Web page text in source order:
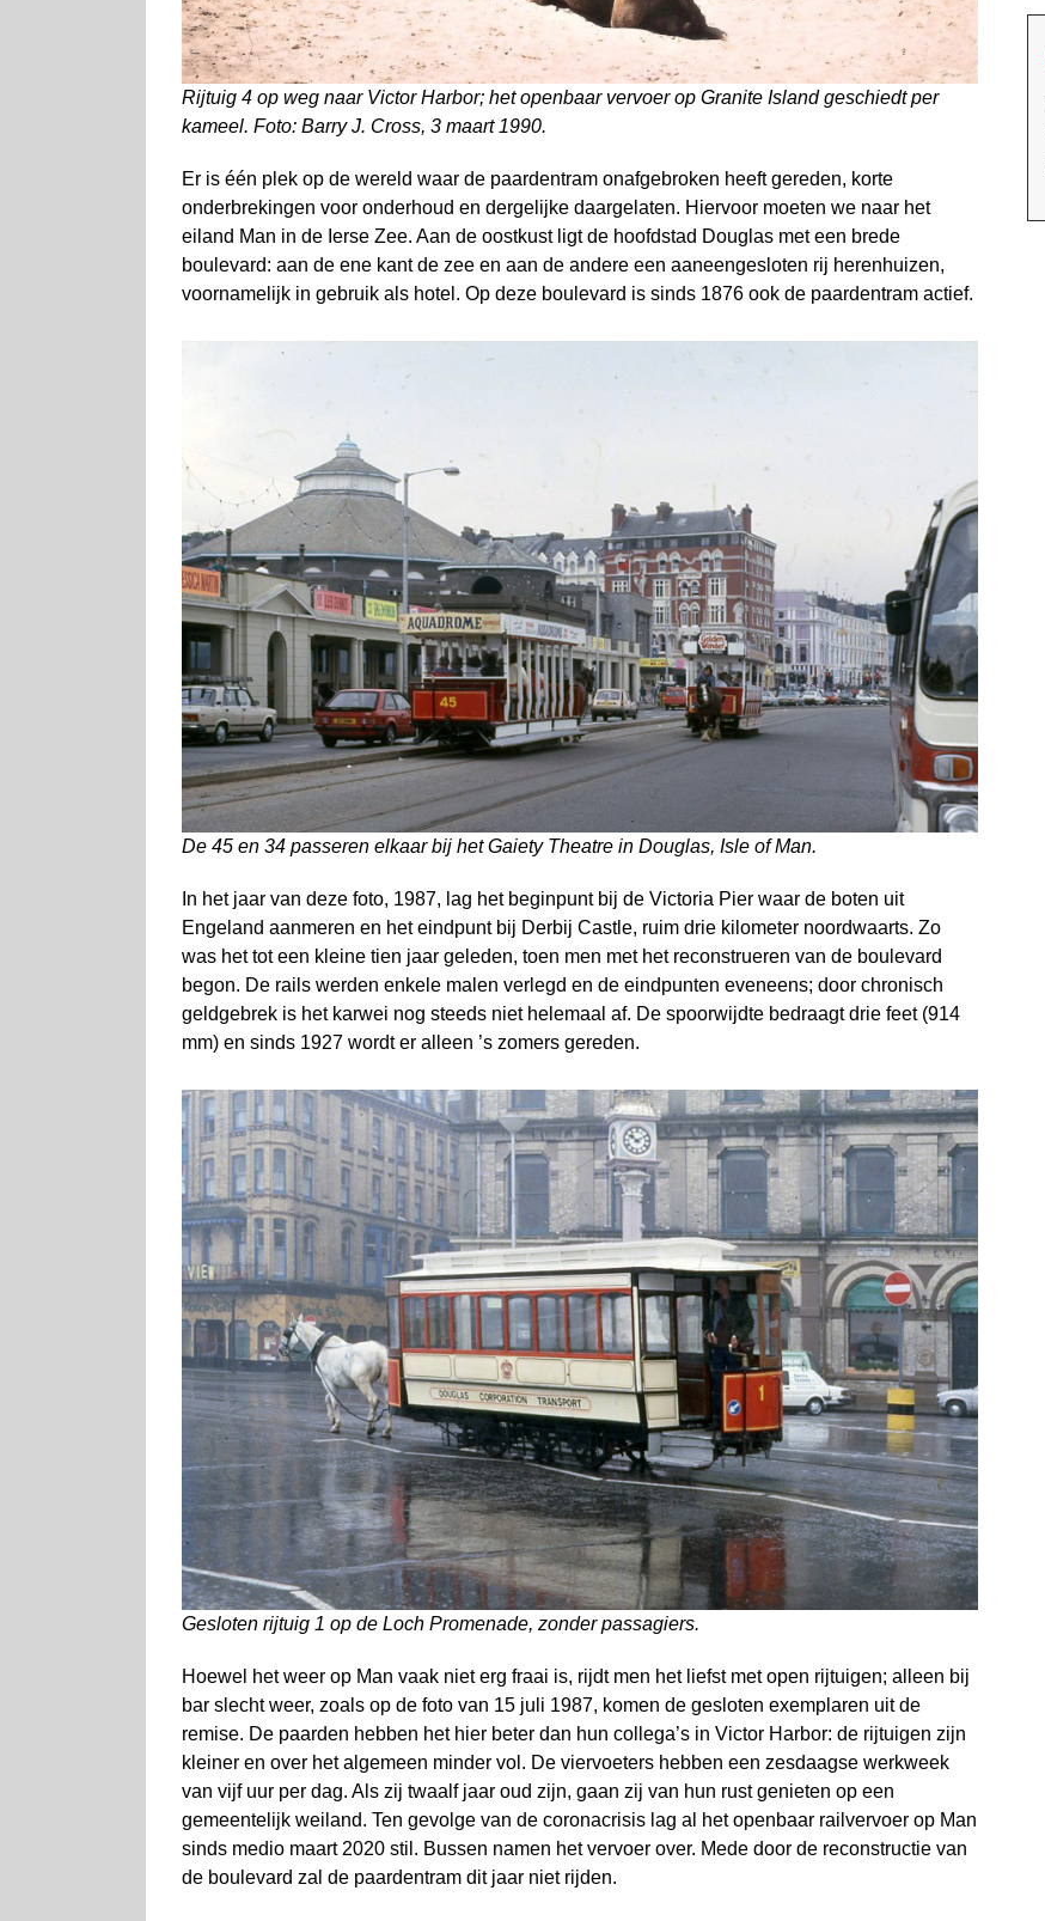
Rijtuig 4 op weg naar Victor Harbor; het openbaar vervoer op Granite Island geschiedt per
kameel. Foto: Barry J. Cross, 3 maart 1990.
Er is één plek op de wereld waar de paardentram onafgebroken heeft gereden, korte
onderbrekingen voor onderhoud en dergelijke daargelaten. Hiervoor moeten we naar het
eiland Man in de Ierse Zee. Aan de oostkust ligt de hoofdstad Douglas met een brede
boulevard: aan de ene kant de zee en aan de andere een aaneengesloten rij herenhuizen,
voornamelijk in gebruik als hotel. Op deze boulevard is sinds 1876 ook de paardentram actief.
De 45 en 34 passeren elkaar bij het Gaiety Theatre in Douglas, Isle of Man.
In het jaar van deze foto, 1987, lag het beginpunt bij de Victoria Pier waar de boten uit
Engeland aanmeren en het eindpunt bij Derbij Castle, ruim drie kilo­meter noordwaarts. Zo
was het tot een kleine tien jaar geleden, toen men met het reconstrueren van de boulevard
begon. De rails werden enkele malen verlegd en de eindpunten eveneens; door chronisch
geldgebrek is het karwei nog steeds niet helemaal af. De spoorwijdte bedraagt drie feet (914
mm) en sinds 1927 wordt er alleen ’s zomers gereden.
Gesloten rijtuig 1 op de Loch Promenade, zonder passagiers.
Hoewel het weer op Man vaak niet erg fraai is, rijdt men het liefst met open rijtuigen; alleen bij
bar slecht weer, zoals op de foto van 15 juli 1987, komen de gesloten exemplaren uit de
remise. De paarden hebben het hier beter dan hun collega’s in Victor Harbor: de rijtuigen zijn
kleiner en over het algemeen minder vol. De viervoeters hebben een zesdaagse werkweek
van vijf uur per dag. Als zij twaalf jaar oud zijn, gaan zij van hun rust genieten op een
gemeentelijk weiland. Ten gevolge van de coronacrisis lag al het openbaar railvervoer op Man
sinds medio maart 2020 stil. Bussen namen het vervoer over. Mede door de recon­struc­tie van
de boulevard zal de paardentram dit jaar niet rijden.